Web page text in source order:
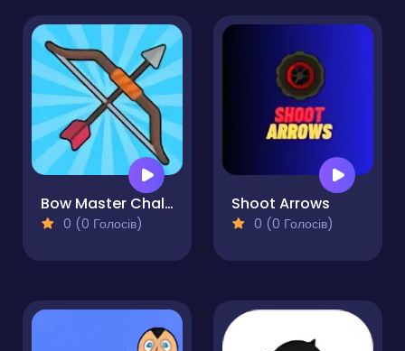
Bow Master Challenge
0 (0 Голосів)
Shoot Arrows
0 (0 Голосів)